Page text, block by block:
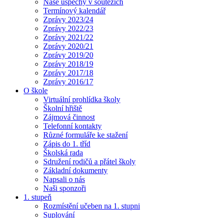
Naše úspěchy v soutěžích
Termínový kalendář
Zprávy 2023/24
Zprávy 2022/23
Zprávy 2021/22
Zprávy 2020/21
Zprávy 2019/20
Zprávy 2018/19
Zprávy 2017/18
Zprávy 2016/17
O škole
Virtuální prohlídka školy
Školní hřiště
Zájmová činnost
Telefonní kontakty
Různé formuláře ke stažení
Zápis do 1. tříd
Školská rada
Sdružení rodičů a přátel školy
Základní dokumenty
Napsali o nás
Naši sponzoři
1. stupeň
Rozmístění učeben na 1. stupni
Suplování